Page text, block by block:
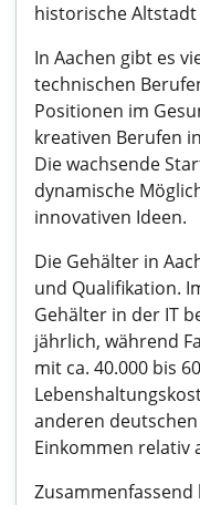
historische
In Aachen gibt es
technischen
Positionen im
kreativen Berufen
Die wachsende
dynamische
innovativen Ideen.
Die Gehälter in
und Qualifikation.
Gehälter in der IT
jährlich, während
mit ca. 40.000 bis
anderen
Einkommen relativ
Zusammenfassend